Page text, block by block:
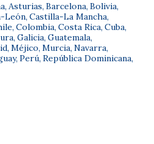
, Asturias, Barcelona, Bolivia,
León, Castilla-La Mancha,
, Colombia, Costa Rica, Cuba,
, Galicia, Guatemala,
, Méjico, Murcia, Navarra,
, Perú, República Dominicana,